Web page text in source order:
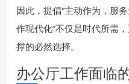
因此，提倡“主动作为，服
作现代化”不仅是时代所需
撑的必然选择。
办公厅工作面临